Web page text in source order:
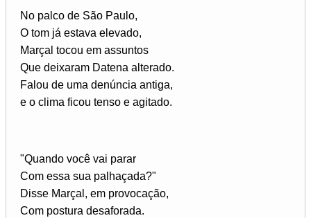
No palco de São Paulo,
O tom já estava elevado,
Marçal tocou em assuntos
Que deixaram Datena alterado.
Falou de uma denúncia antiga,
e o clima ficou tenso e agitado.
"Quando você vai parar
Com essa sua palhaçada?"
Disse Marçal, em provocação,
Com postura desaforada.